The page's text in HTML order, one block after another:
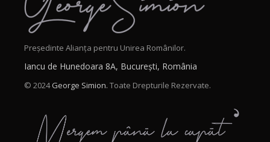
Președinte Alianța pentru Unirea Românilor.
Iancu de Hunedoara 8A, București, România
© 2024George Simion. Toate Drepturile Rezervate.